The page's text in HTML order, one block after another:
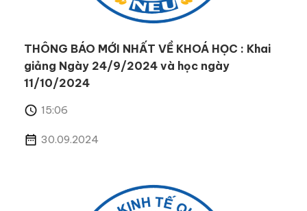
THÔNG BÁO MỚI NHẤT VỀ KHOÁ HỌC : Khai
giảng Ngày 24/9/2024 và học ngày
11/10/2024
15:06
30.09.2024